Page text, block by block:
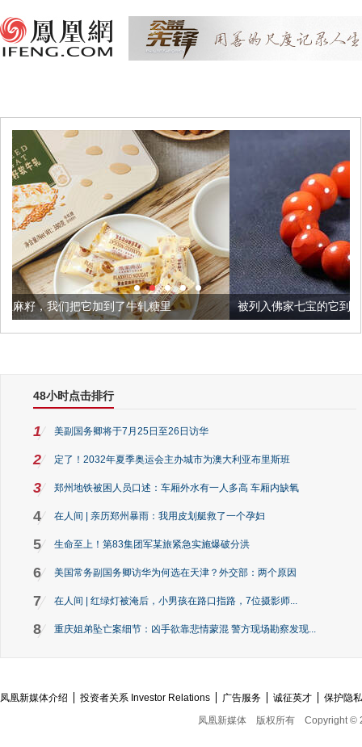
了牛轧糖里 被列入佛家七宝的它到底有多美？
48小时点击排行
1 美副国务卿将于7月25日至26日访华
2 定了！2032年夏季奥运会主办城市为澳大利亚布里斯班
3 郑州地铁被困人员口述：车厢外水有一人多高 车厢内缺氧
4 在人间 | 亲历郑州暴雨：我用皮划艇救了一个孕妇
5 生命至上！第83集团军某旅紧急实施爆破分洪
6 美国常务副国务卿访华为何选在天津？外交部：两个原因
7 在人间 | 红绿灯被淹后，小男孩在路口指路，7位摄影师...
8 重庆姐弟坠亡案细节：凶手欲靠悲情蒙混 警方现场勘察发现...
凤凰新媒体介绍 投资者关系 Investor Relations 广告服务 诚征英才
保护隐
凤凰新媒体
版权所有 Copyright ©